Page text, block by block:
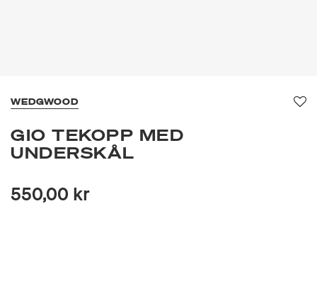
WEDGWOOD
GIO TEKOPP MED
UNDERSKÅL
550,00 kr